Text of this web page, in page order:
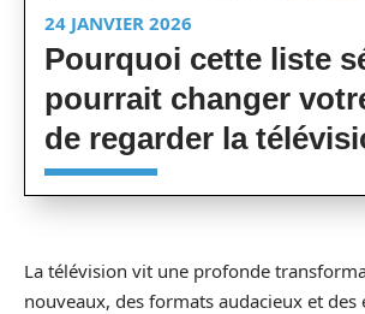
24 JANVIER 2026
Pourquoi cette liste
pourrait changer
de regarder la
La télévision vit une profonde
nouveaux, des formats audacieux et des